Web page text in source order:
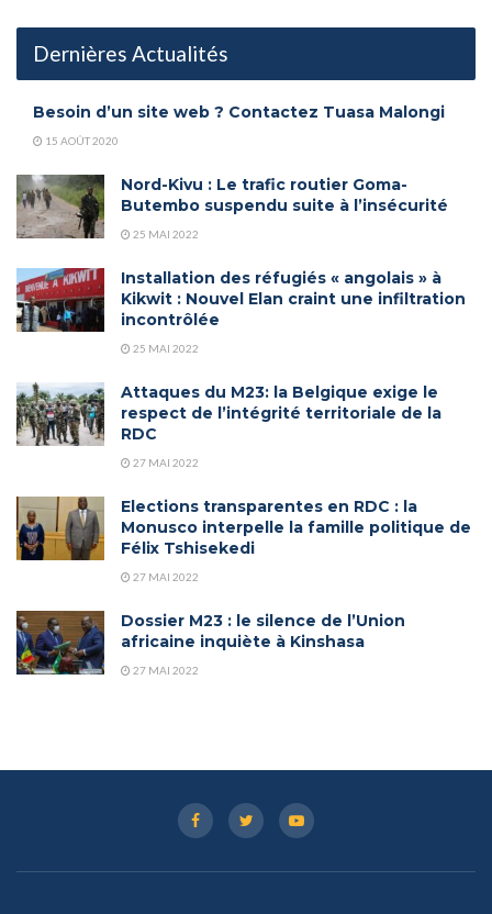
Dernières Actualités
Besoin d’un site web ? Contactez Tuasa Malongi
15 AOÛT 2020
Nord-Kivu : Le trafic routier Goma-
Butembo suspendu suite à l’insécurité
25 MAI 2022
Installation des réfugiés « angolais » à
Kikwit : Nouvel Elan craint une infiltration
incontrôlée
25 MAI 2022
Attaques du M23: la Belgique exige le
respect de l’intégrité territoriale de la
RDC
27 MAI 2022
Elections transparentes en RDC : la
Monusco interpelle la famille politique de
Félix Tshisekedi
27 MAI 2022
Dossier M23 : le silence de l’Union
africaine inquiète à Kinshasa
27 MAI 2022